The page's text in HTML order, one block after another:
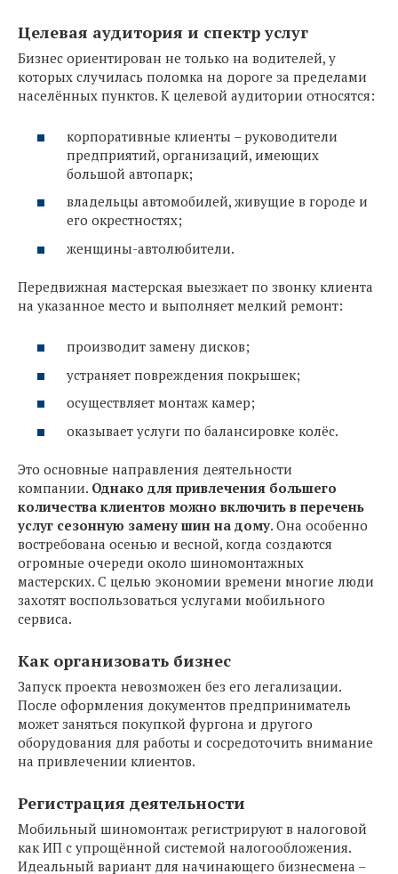
Целевая аудитория и спектр услуг
Бизнес ориентирован не только на водителей, у
которых случилась поломка на дороге за пределами
населённых пунктов. К целевой аудитории относятся:
корпоративные клиенты – руководители
предприятий, организаций, имеющих
большой автопарк;
владельцы автомобилей, живущие в городе и
его окрестностях;
женщины-автолюбители.
Передвижная мастерская выезжает по звонку клиента
на указанное место и выполняет мелкий ремонт:
производит замену дисков;
устраняет повреждения покрышек;
осуществляет монтаж камер;
оказывает услуги по балансировке колёс.
Это основные направления деятельности
компании. Однако для привлечения большего
количества клиентов можно включить в перечень
услуг сезонную замену шин на дому. Она особенно
востребована осенью и весной, когда создаются
огромные очереди около шиномонтажных
мастерских. С целью экономии времени многие люди
захотят воспользоваться услугами мобильного
сервиса.
Как организовать бизнес
Запуск проекта невозможен без его легализации.
После оформления документов предприниматель
может заняться покупкой фургона и другого
оборудования для работы и сосредоточить внимание
на привлечении клиентов.
Регистрация деятельности
Мобильный шиномонтаж регистрируют в налоговой
как ИП с упрощённой системой налогообложения.
Идеальный вариант для начинающего бизнесмена –